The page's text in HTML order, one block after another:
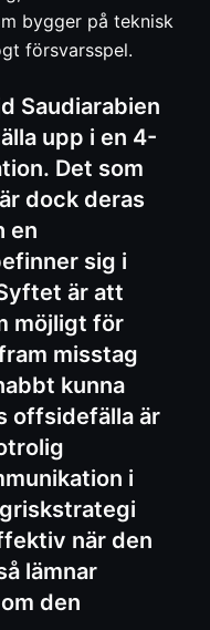
bygger på teknisk
försvarsspel.
Saudiarabien
upp i en 4-
Det som
dock deras
en
sig i
är att
möjligt för
misstag
kunna
offsidefälla är
i
när den
lämnar
den